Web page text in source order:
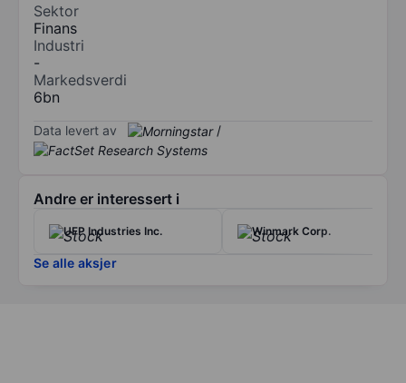
Sektor
Finans
Industri
-
Markedsverdi
6bn
Data levert av /
Andre er interessert i
UFP Industries Inc. Winmark Corp.
Se alle aksjer